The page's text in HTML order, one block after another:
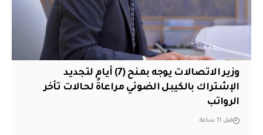
وزير الاتصالات يوجه بمنح (7) أيام لتجديد
الإشتراك بالكيبل الضوئي مراعاةً لحالات تأخر
الرواتب
قبل 11 ساعة